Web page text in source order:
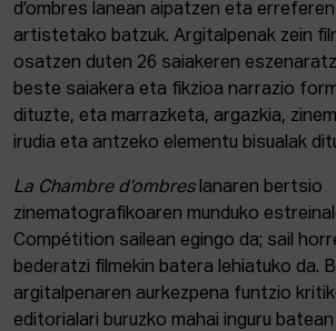
d’ombres lanean aipatzen eta
artistetako batzuk. Argitalpenak zein
osatzen duten 26 saiakeren
beste saiakera eta fikzioa narrazio
dituzte, eta marrazketa, argazkia,
irudia eta antzeko elementu bisualak
La Chambre d’ombreslanaren bertsio
zinematografikoaren munduko
Compétition sailean egingo da; sail
bederatzi filmekin batera lehiatuko da.
argitalpenaren aurkezpena funtzio
editorialari buruzko mahai inguru